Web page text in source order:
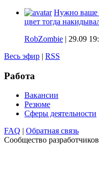
Нужно ваше
цвет тогда
RobZombie | 29.09
Весь эфир | RSS
Работа
Вакансии
Резюме
Сферы деятельности
FAQ | Обратная связь
Сообщество